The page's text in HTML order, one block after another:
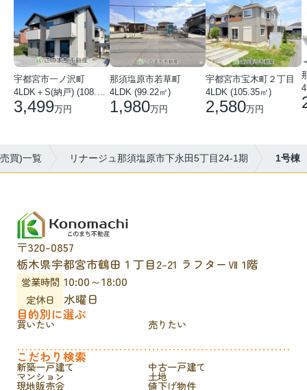
宇都宮市一ノ沢町
3,499万円
那須塩原市若草町
4LDK (99.22㎡)
1,980万円
宇都宮市宝木町２丁目
4LDK (105.35㎡)
2,580万円
買)一覧 リナージュ那須塩原市下永田5丁目24-1期 1号棟
〒320-0857
栃木県宇都宮市鶴田１丁目2-21 ラフターⅦ 1階
営業時間 10:00～18:00
定休日
水曜日
目的別に選ぶ
買いたい 売りたい
こだわり検索
新築一戸建て 中古一戸建て
マンション 土地
現地販売会 値下げ物件